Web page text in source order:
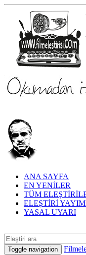
ANA SAYFA
EN YENİLER
TÜM
ELEŞTİRİ
YASAL UYARI
Toggle navigation